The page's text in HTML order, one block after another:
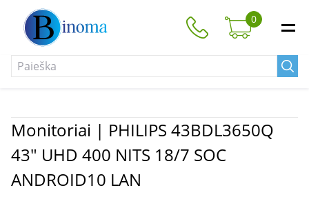
0
Monitoriai | PHILIPS 43BDL3650Q
43" UHD 400 NITS 18/7 SOC
ANDROID10 LAN